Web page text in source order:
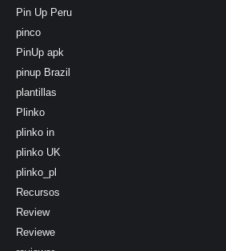
Pin Up Peru
pinco
PinUp apk
pinup Brazil
plantillas
Plinko
plinko in
plinko UK
plinko_pl
Recursos
Review
Reviewe